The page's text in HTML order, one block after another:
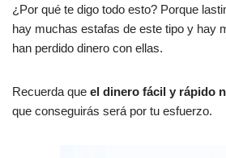
¿Por qué te digo todo esto? Porque
hay muchas estafas de este tipo y hay
han perdido dinero con ellas.
Recuerda que el dinero fácil y rápido
que conseguirás será por tu esfuerzo.